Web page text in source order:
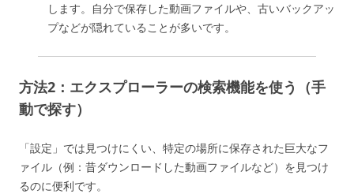
します。自分で保存した動画ファイルや、古いバックアッ
プなどが隠れていることが多いです。
方法2：エクスプローラーの検索機能を使う（手
動で探す）
「設定」では見つけにくい、特定の場所に保存された巨大なフ
ァイル（例：昔ダウンロードした動画ファイルなど）を見つけ
るのに便利です。